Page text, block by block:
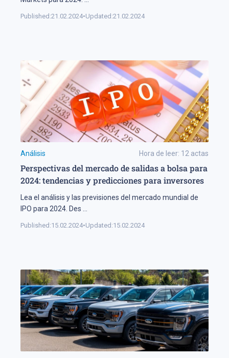
Published:21.02.2024•Updated:21.02.2024
Análisis Hora de leer: 12 actas
Perspectivas del mercado de salidas a bolsa para
2024: tendencias y predicciones para inversores
Lea el análisis y las previsiones del mercado mundial de
IPO para 2024. Des ...
Published:15.02.2024•Updated:15.02.2024